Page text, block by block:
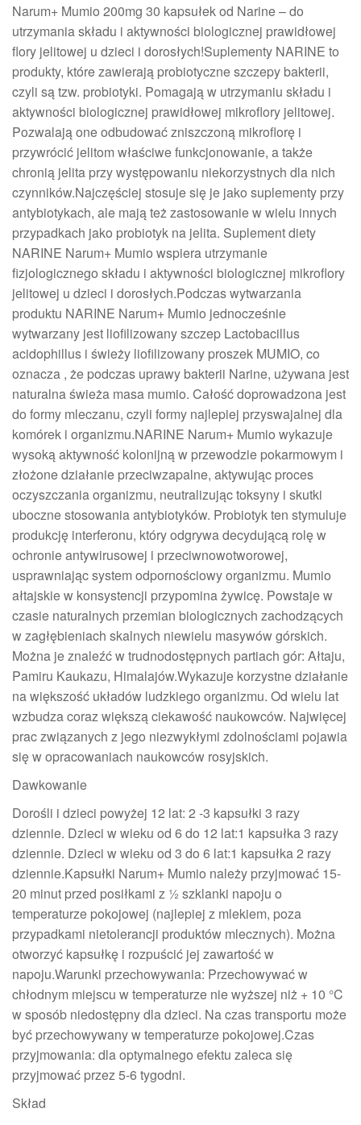
Narum+ Mumio 200mg 30 kapsułek od Narine – do
utrzymania składu i aktywności biologicznej prawidłowej
flory jelitowej u dzieci i dorosłych!Suplementy NARINE to
produkty, które zawierają probiotyczne szczepy bakterii,
czyli są tzw. probiotyki. Pomagają w utrzymaniu składu i
aktywności biologicznej prawidłowej mikroflory jelitowej.
Pozwalają one odbudować zniszczoną mikroflorę i
przywrócić jelitom właściwe funkcjonowanie, a także
chronią jelita przy występowaniu niekorzystnych dla nich
czynników.Najczęściej stosuje się je jako suplementy przy
antybiotykach, ale mają też zastosowanie w wielu innych
przypadkach jako probiotyk na jelita. Suplement diety
NARINE Narum+ Mumio wspiera utrzymanie
fizjologicznego składu i aktywności biologicznej mikroflory
jelitowej u dzieci i dorosłych.Podczas wytwarzania
produktu NARINE Narum+ Mumio jednocześnie
wytwarzany jest liofilizowany szczep Lactobacillus
acidophillus i świeży liofilizowany proszek MUMIO, co
oznacza , że podczas uprawy bakterii Narine, używana jest
naturalna świeża masa mumio. Całość doprowadzona jest
do formy mleczanu, czyli formy najlepiej przyswajalnej dla
komórek i organizmu.NARINE Narum+ Mumio wykazuje
wysoką aktywność kolonijną w przewodzie pokarmowym i
złożone działanie przeciwzapalne, aktywując proces
oczyszczania organizmu, neutralizując toksyny i skutki
uboczne stosowania antybiotyków. Probiotyk ten stymuluje
produkcję interferonu, który odgrywa decydującą rolę w
ochronie antywirusowej i przeciwnowotworowej,
usprawniając system odpornościowy organizmu. Mumio
ałtajskie w konsystencji przypomina żywicę. Powstaje w
czasie naturalnych przemian biologicznych zachodzących
w zagłębieniach skalnych niewielu masywów górskich.
Można je znaleźć w trudnodostępnych partiach gór: Ałtaju,
Pamiru Kaukazu, Himalajów.Wykazuje korzystne działanie
na większość układów ludzkiego organizmu. Od wielu lat
wzbudza coraz większą ciekawość naukowców. Najwięcej
prac związanych z jego niezwykłymi zdolnościami pojawia
się w opracowaniach naukowców rosyjskich.
Dawkowanie
Dorośli i dzieci powyżej 12 lat: 2 -3 kapsułki 3 razy
dziennie. Dzieci w wieku od 6 do 12 lat:1 kapsułka 3 razy
dziennie. Dzieci w wieku od 3 do 6 lat:1 kapsułka 2 razy
dziennie.Kapsułki Narum+ Mumio należy przyjmować 15-
20 minut przed posiłkami z ½ szklanki napoju o
temperaturze pokojowej (najlepiej z mlekiem, poza
przypadkami nietolerancji produktów mlecznych). Można
otworzyć kapsułkę i rozpuścić jej zawartość w
napoju.Warunki przechowywania: Przechowywać w
chłodnym miejscu w temperaturze nie wyższej niż + 10 °C
w sposób niedostępny dla dzieci. Na czas transportu może
być przechowywany w temperaturze pokojowej.Czas
przyjmowania: dla optymalnego efektu zaleca się
przyjmować przez 5-6 tygodni.
Skład